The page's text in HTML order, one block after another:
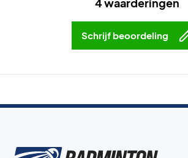
Schrijf beoordeling